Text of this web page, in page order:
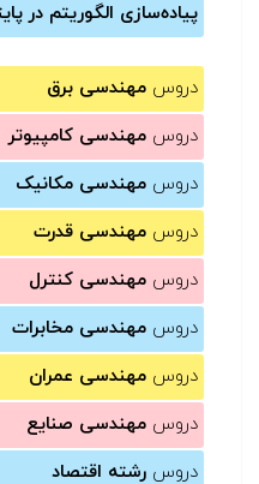
پیاده‌سازی الگوریتم در
دروس مهندسی برق
دروس مهندسی کامپیوتر
دروس مهندسی مکانیک
دروس مهندسی قدرت
دروس مهندسی کنترل
دروس مهندسی مخابرات
دروس مهندسی عمران
دروس مهندسی صنایع
دروس رشته اقتصاد